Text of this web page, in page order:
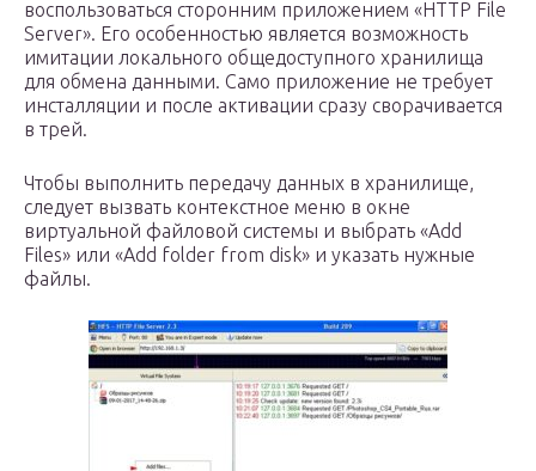
воспользоваться сторонним приложением «HTTP File
Server». Его особенностью является возможность
имитации локального общедоступного хранилища
для обмена данными. Само приложение не требует
инсталляции и после активации сразу сворачивается
в трей.
Чтобы выполнить передачу данных в хранилище,
следует вызвать контекстное меню в окне
виртуальной файловой системы и выбрать «Add
Files» или «Add folder from disk» и указать нужные
файлы.